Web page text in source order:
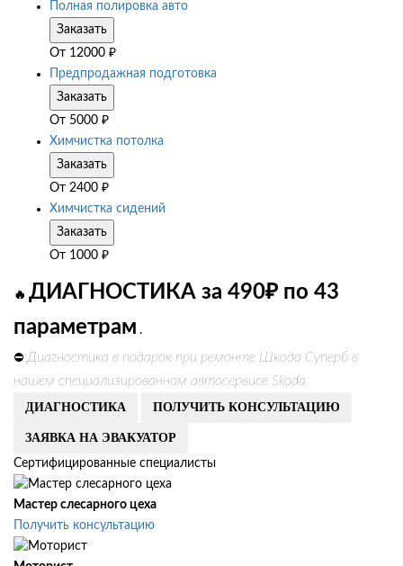
Полная полировка авто
Заказать
От 12000 ₽
Предпродажная подготовка
Заказать
От 5000 ₽
Химчистка потолка
Заказать
От 2400 ₽
Химчистка сидений
Заказать
От 1000 ₽
🔥 ДИАГНОСТИКА за 490₽ по 43
параметрам .
⛔ Диагностика в подарок при ремонте Шкода Суперб в
нашем специализированном автосервисе Skoda
ДИАГНОСТИКА ПОЛУЧИТЬ КОНСУЛЬТАЦИЮ
ЗАЯВКА НА ЭВАКУАТОР
Сертифицированные специалисты
Мастер слесарного цеха
Получить консультацию